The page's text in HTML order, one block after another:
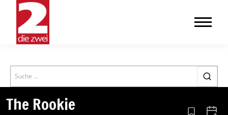
Search
The Rookie